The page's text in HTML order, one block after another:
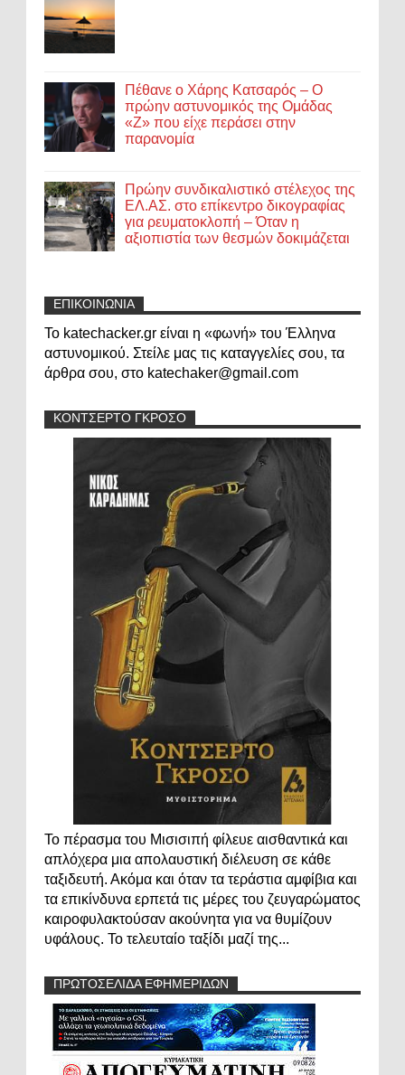
Πέθανε ο Χάρης Κατσαρός – Ο
πρώην αστυνομικός της Ομάδας
«Ζ» που είχε περάσει στην
παρανομία
Πρώην συνδικαλιστικό στέλεχος της
ΕΛ.ΑΣ. στο επίκεντρο δικογραφίας
για ρευματοκλοπή – Όταν η
αξιοπιστία των θεσμών δοκιμάζεται
ΕΠΙΚΟΙΝΩΝΙΑ
Το katechacker.gr είναι η «φωνή» του Έλληνα
αστυνομικού. Στείλε μας τις καταγγελίες σου, τα
άρθρα σου, στο katechaker@gmail.com
ΚΟΝΤΣΕΡΤΟ ΓΚΡΟΣΟ
Το πέρασμα του Μισισιπή φίλευε αισθαντικά και
απλόχερα μια απολαυστική διέλευση σε κάθε
ταξιδευτή. Ακόμα και όταν τα τεράστια αμφίβια και
τα επικίνδυνα ερπετά τις μέρες του ζευγαρώματος
καιροφυλακτούσαν ακούνητα για να θυμίζουν
υφάλους. Το τελευταίο ταξίδι μαζί της...
ΠΡΩΤΟΣΕΛΙΔΑ ΕΦΗΜΕΡΙΔΩΝ